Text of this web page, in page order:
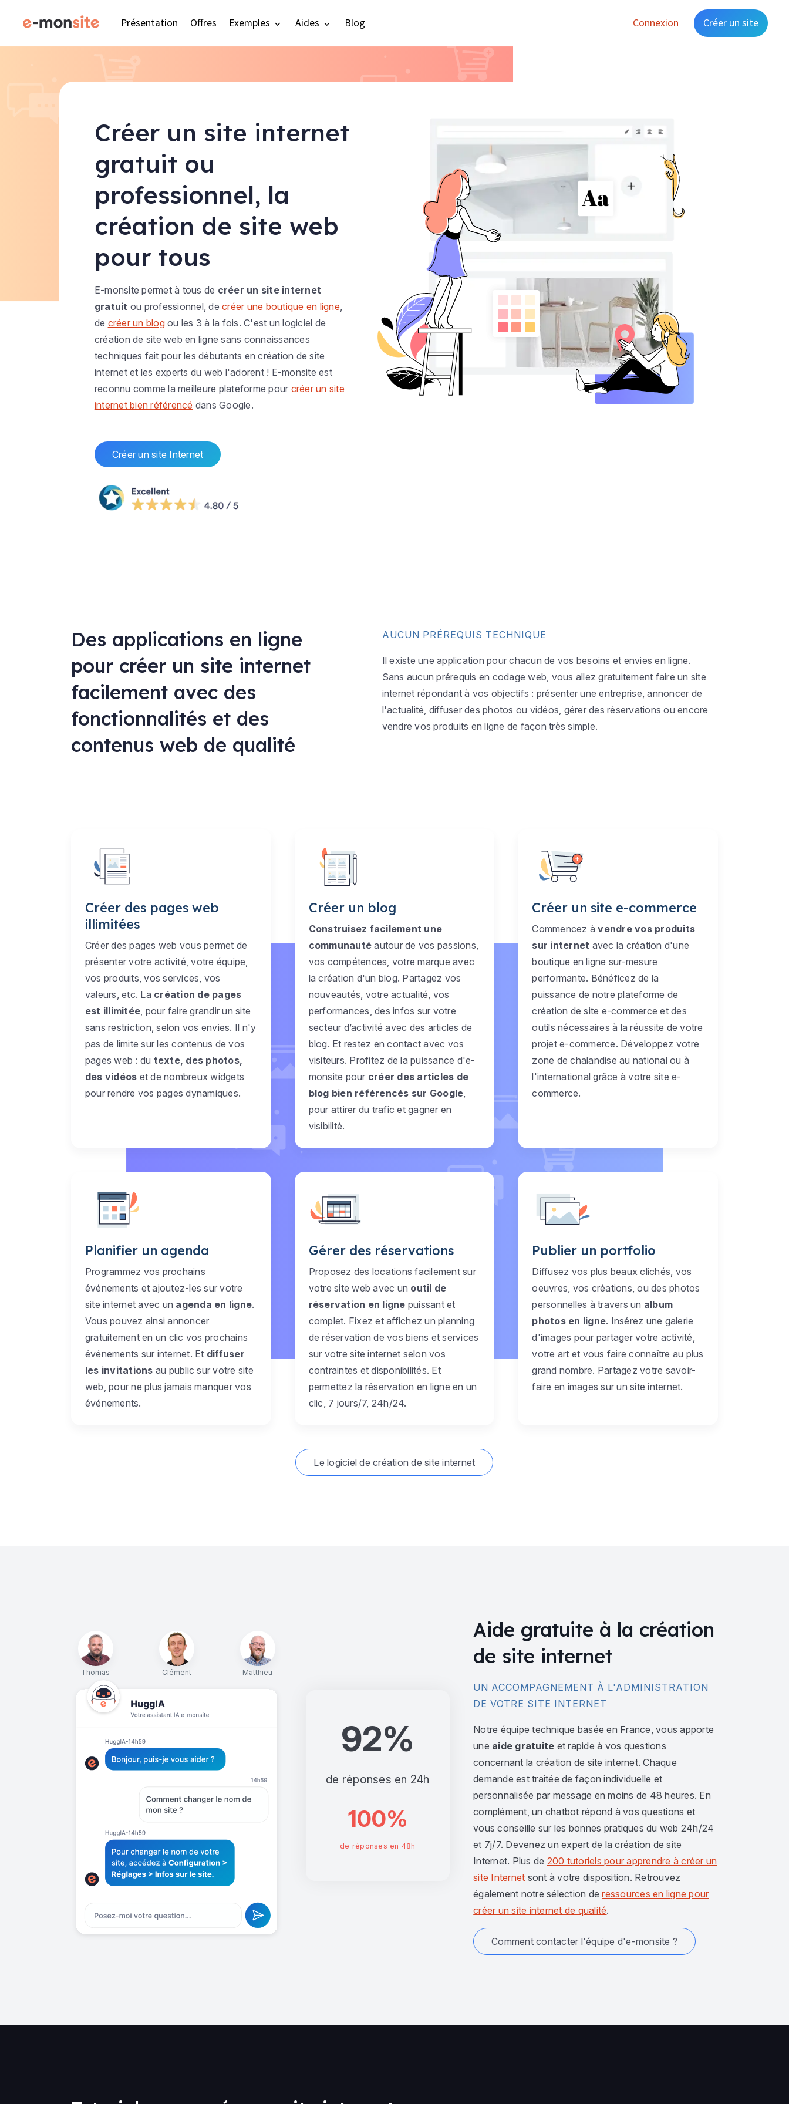
Présentation Offres Exemples Aides Blog Connexion Créer un site
Créer un site internet
gratuit ou
professionnel, la
création de site web
pour tous
E-monsite permet à tous de créer un site internet
gratuit ou professionnel, decréer une boutique en ligne,
de créer un blogou les 3 à la fois. C'est un logiciel de
création de site web en ligne sans connaissances
techniques fait pour les débutants en création de site
internet et les experts du web l'adorent ! E-monsite est
reconnu comme la meilleure plateforme pour créer un site
internet bien référencé dans Google.
Créer un site Internet
Des applications en ligne
pour créer un site internet
facilement avec des
fonctionnalités et des
contenus web de qualité
AUCUN PRÉREQUIS TECHNIQUE
Il existe une application pour chacun de vos besoins et envies en ligne.
Sans aucun prérequis en codage web, vous allez gratuitement faire un site
internet répondant à vos objectifs : présenter une entreprise, annoncer de
l'actualité, diffuser des photos ou vidéos, gérer des réservations ou encore
vendre vos produits en ligne de façon très simple.
Créer des pages web
illimitées
Créer des pages web vous permet de
présenter votre activité, votre équipe,
vos produits, vos services, vos
valeurs, etc. La création de pages
est illimitée , pour faire grandir un site
sans restriction, selon vos envies. Il n'y
pas de limite sur les contenus de vos
pages web : du texte, des photos,
des vidéos et de nombreux widgets
pour rendre vos pages dynamiques.
Créer un blog
Construisez facilement une
communauté autour de vos passions,
vos compétences, votre marque avec
la création d'un blog. Partagez vos
nouveautés, votre actualité, vos
performances, des infos sur votre
secteur d’activité avec des articles de
blog. Et restez en contact avec vos
visiteurs. Profitez de la puissance d'e-
monsite pour créer des articles de
blog bien référencés sur Google
pour attirer du trafic et gagner en
visibilité.
Créer un site e-commerce
Commencez àvendre vos produits
sur internet avec la création d'une
boutique en ligne sur-mesure
performante. Bénéficez de la
puissance de notre plateforme de
création de site e-commerce et des
outils nécessaires à la réussite de votre
projet e-commerce. Développez votre
zone de chalandise au national ou à
l'international grâce à votre site e-
commerce.
Planifier un agenda
Programmez vos prochains
événements et ajoutez-les sur votre
site internet avec un agenda en ligne.
Vous pouvez ainsi annoncer
gratuitement en un clic vos prochains
événements sur internet. Et diffuser
les invitations au public sur votre site
web, pour ne plus jamais manquer vos
événements.
Gérer des réservations
Proposez des locations facilement sur
votre site web avec un outil de
réservation en ligne puissant et
complet. Fixez et affichez un planning
de réservation de vos biens et services
sur votre site internet selon vos
contraintes et disponibilités. Et
permettez la réservation en ligne en un
clic, 7 jours/7, 24h/24.
Publier un portfolio
Diffusez vos plus beaux clichés, vos
oeuvres, vos créations, ou des photos
personnelles à travers un album
photos en ligne. Insérez une galerie
d'images pour partager votre activité,
votre art et vous faire connaître au plus
grand nombre. Partagez votre savoir-
faire en images sur un site internet.
Le logiciel de création de site internet
Thomas Clément Matthieu
92%
de réponses en 24h
100%
de réponses en 48h
Aide gratuite à la création
de site internet
UN ACCOMPAGNEMENT À L'ADMINISTRATION
DE VOTRE SITE INTERNET
Notre équipe technique basée en France, vous apporte
une aide gratuite et rapide à vos questions
concernant la création de site internet. Chaque
demande est traitée de façon individuelle et
personnalisée par message en moins de 48 heures. En
complément, un chatbot répond à vos questions et
vous conseille sur les bonnes pratiques du web 24h/24
et 7j/7. Devenez un expert de la création de site
Internet. Plus de 200 tutoriels pour apprendre à créer un
site Internet sont à votre disposition. Retrouvez
également notre sélection deressources en ligne pour
créer un site internet de qualité.
Comment contacter l'équipe d'e-monsite ?